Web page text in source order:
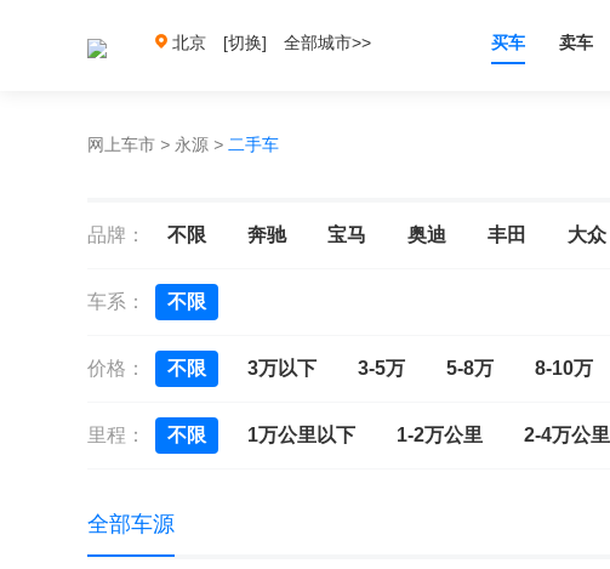
北京 [切换] 全部城市>> 买车 卖车
网上车市 > 永源 > 二手车
品牌： 不限 奔驰 宝马 奥迪 丰田 大众
车系： 不限
价格： 不限 3万以下 3-5万 5-8万 8-10万
里程： 不限 1万公里以下 1-2万公里 2-4万公里
全部车源